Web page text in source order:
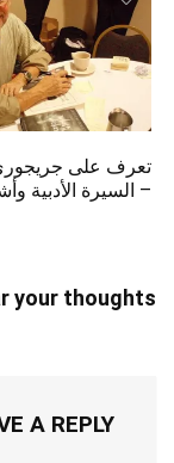
تعرف على جريجوري
– السيرة الأدبية
your thoughts
A REPLY